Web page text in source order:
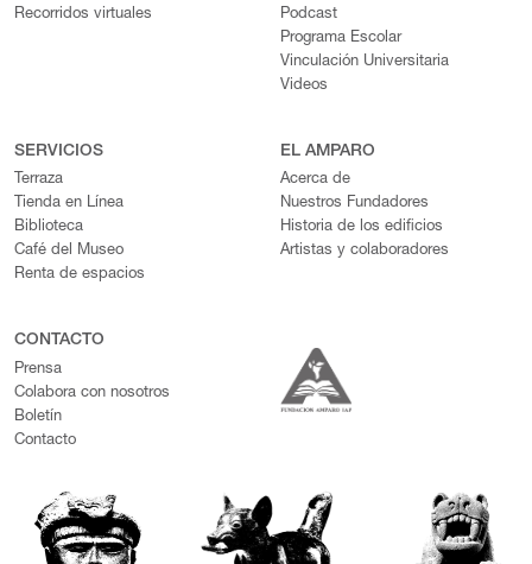
Recorridos virtuales
Podcast
Programa Escolar
Vinculación Universitaria
Videos
SERVICIOS
Terraza
Tienda en Línea
Biblioteca
Café del Museo
Renta de espacios
EL AMPARO
Acerca de
Nuestros Fundadores
Historia de los edificios
Artistas y colaboradores
CONTACTO
Prensa
Colabora con nosotros
Boletín
Contacto